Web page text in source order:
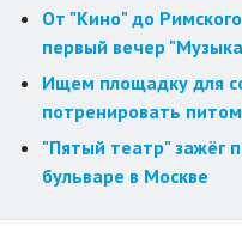
От "Кино" до
первый вечер
Ищем площадку для
потренировать
"Пятый театр" зажёг
бульваре в Москве